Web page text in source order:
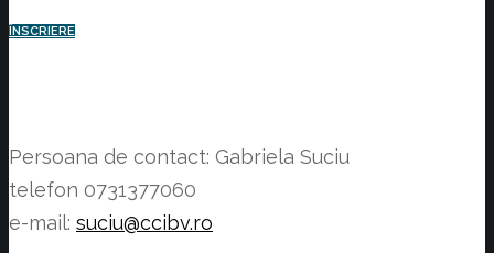
ÎNSCRIERE
Persoana de contact: Gabriela Suciu
telefon 0731377060
e-mail: suciu@ccibv.ro